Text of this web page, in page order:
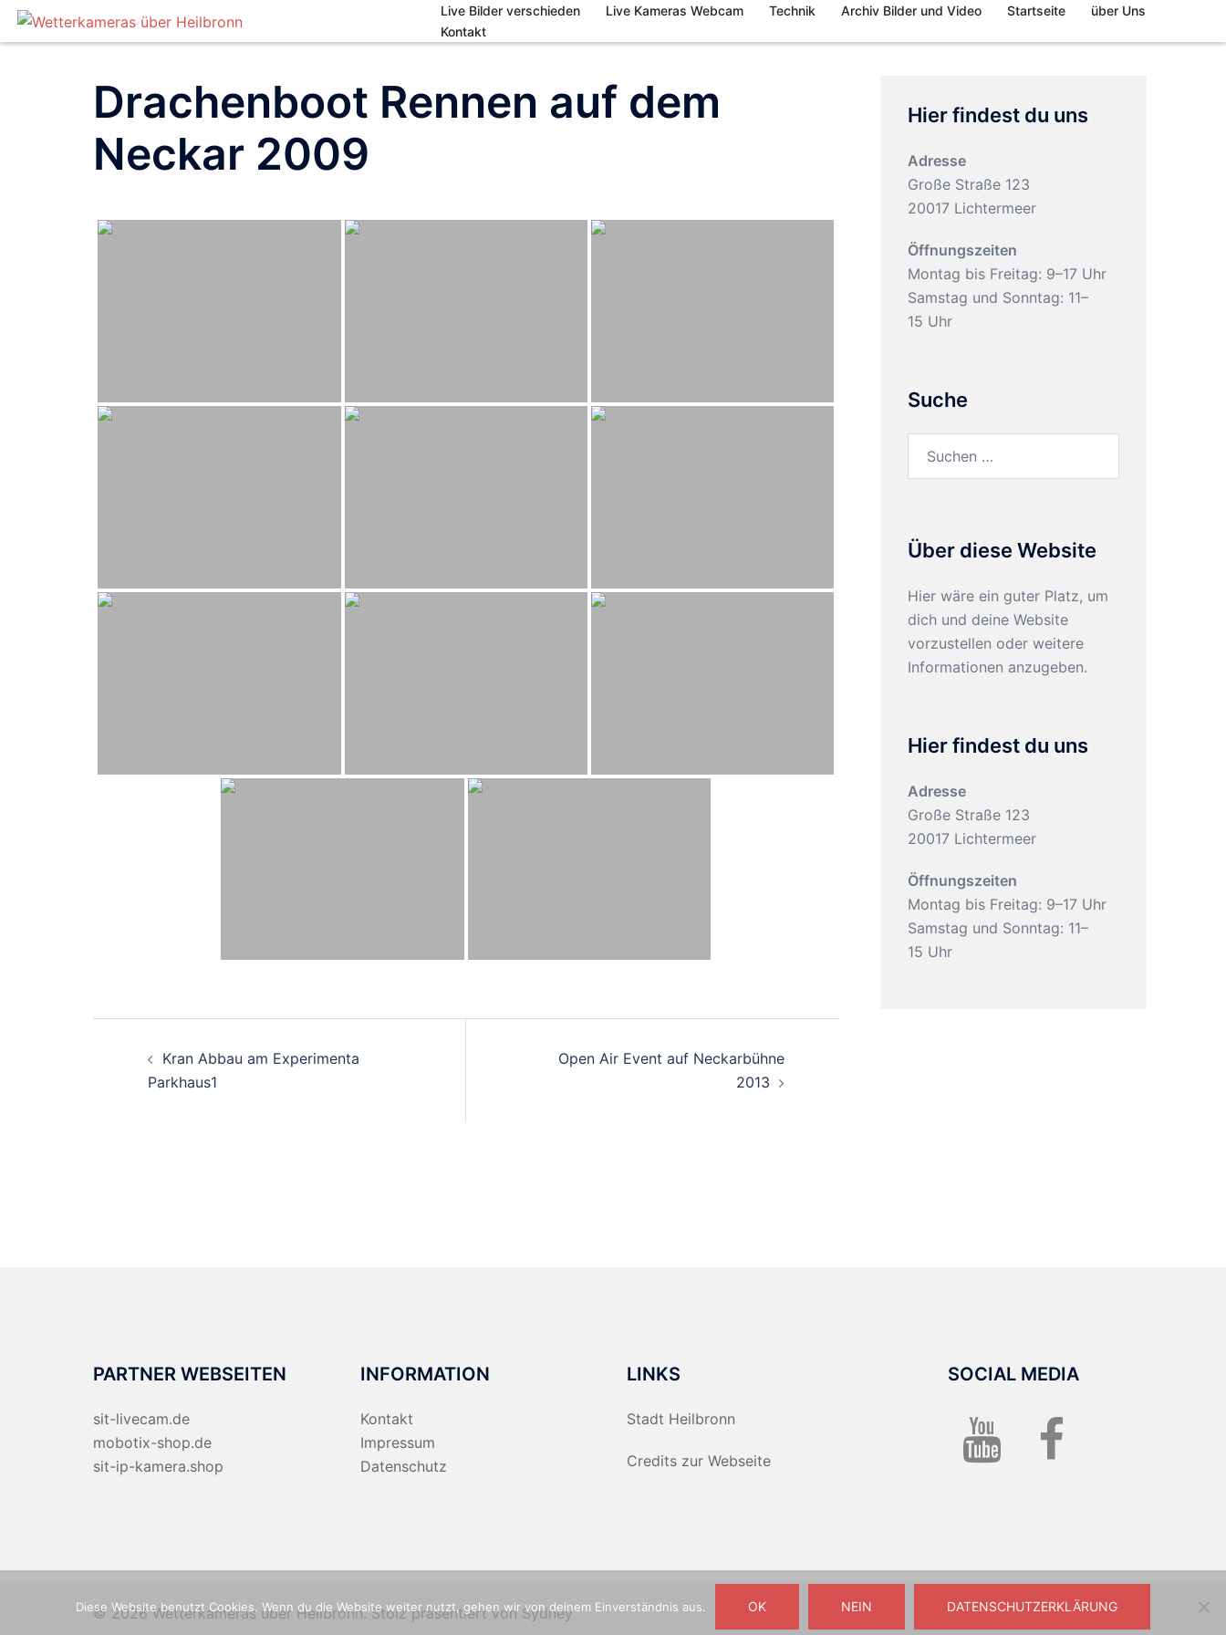
Zum
Live Bilder verschieden Live Kameras Webcam Technik Archiv Bilder und Video Startseite
über Uns
Kontakt
Drachenboot Rennen auf dem
Neckar 2009
Beitragsnavigation
Kran Abbau am Experimenta
Parkhaus1
Open Air Event auf Neckarbühne
2013
Hier findest du uns
Adresse
Große Straße 123
20017 Lichtermeer
Öffnungszeiten
Montag bis Freitag: 9–17 Uhr
Samstag und Sonntag: 11–
15 Uhr
Suche
Über diese Website
Hier wäre ein guter Platz, um
dich und deine Website
vorzustellen oder weitere
Informationen anzugeben.
Hier findest du uns
Adresse
Große Straße 123
20017 Lichtermeer
Öffnungszeiten
Montag bis Freitag: 9–17 Uhr
Samstag und Sonntag: 11–
15 Uhr
PARTNER WEBSEITEN
sit-livecam.de
mobotix-shop.de
sit-ip-kamera.shop
INFORMATION
Kontakt
Impressum
Datenschutz
LINKS
Stadt Heilbronn
Credits zur Webseite
SOCIAL MEDIA
Youtube
© 2026 Wetterkameras über Heilbronn. Stolz präsentiert von Sydney
Diese Website benutzt Cookies. Wenn du die Website weiter nutzt, gehen wir von deinem Einverständnis aus. OK NEIN DATENSCHUTZERKLÄRUNG